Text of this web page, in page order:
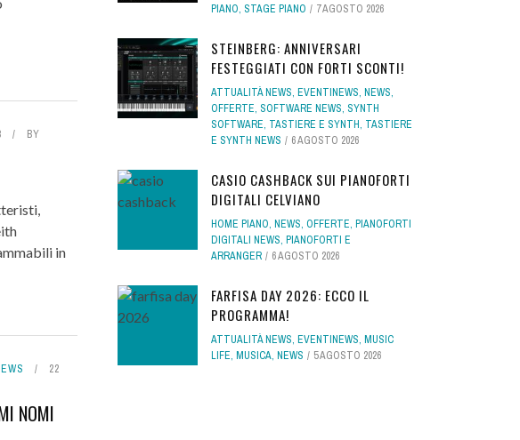
BY
in
22
NOMI
PIANO, STAGE PIANO 7 AGOSTO 2026
STEINBERG: ANNIVERSARI
FESTEGGIATI CON FORTI SCONTI!
ATTUALITÀ NEWS, EVENTINEWS, NEWS,
OFFERTE, SOFTWARE NEWS, SYNTH
SOFTWARE, TASTIERE E SYNTH, TASTIERE
E SYNTH NEWS
6 AGOSTO 2026
CASIO CASHBACK SUI PIANOFORTI
DIGITALI CELVIANO
HOME PIANO, NEWS, OFFERTE, PIANOFORTI
DIGITALI NEWS, PIANOFORTI E
ARRANGER
6 AGOSTO 2026
FARFISA DAY 2026: ECCO IL
PROGRAMMA!
ATTUALITÀ NEWS, EVENTINEWS, MUSIC
LIFE, MUSICA, NEWS 5 AGOSTO 2026